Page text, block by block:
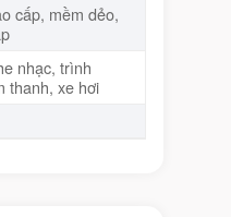
cấp, mềm dẻo,
nhạc, trình
thanh, xe hơi